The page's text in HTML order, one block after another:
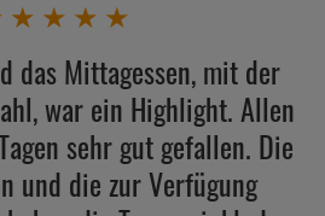
★ ★ ★ ★
das Mittagessen, mit der
war ein Highlight. Allen
sehr gut gefallen. Die
und die zur Verfügung